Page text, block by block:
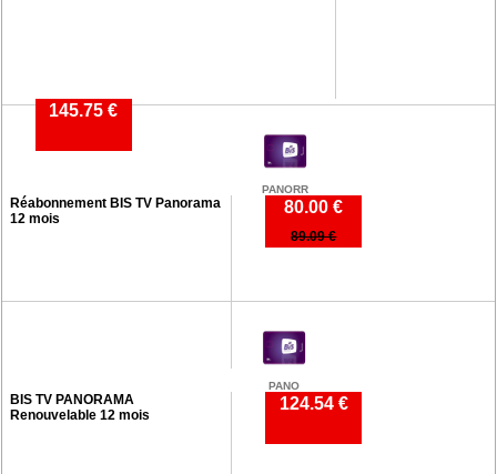
145.75 €
PANORR
Réabonnement BIS TV Panorama
12 mois
80.00 €
89.09 €
PANO
BIS TV PANORAMA
Renouvelable 12 mois
124.54 €